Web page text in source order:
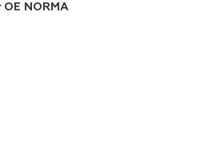
ОЕ NORMA